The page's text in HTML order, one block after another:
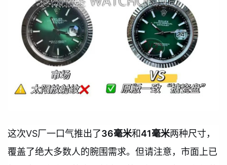
这次VS厂一口气推出了36毫米和41毫米两种尺寸，
覆盖了绝大多数人的腕围需求。但请注意，市面上已